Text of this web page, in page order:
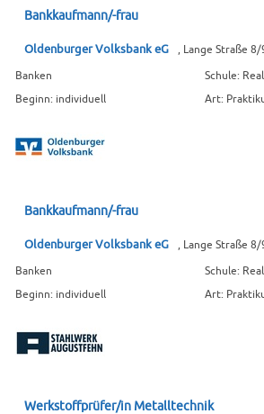
Bankkaufmann/-frau
Oldenburger Volksbank eG , Lange Straße
Banken
Schule:
Beginn: individuell
Art:
Bankkaufmann/-frau
Oldenburger Volksbank eG , Lange Straße
Banken
Schule:
Beginn: individuell
Art:
Werkstoffprüfer/in Metalltechnik